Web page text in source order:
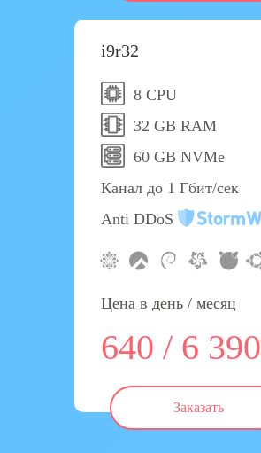
i9r32
8 CPU
32 GB RAM
60 GB NVMe
Канал до 1 Гбит/сек
Anti DDoS
Цена в день / месяц
640 / 6 390
Заказать